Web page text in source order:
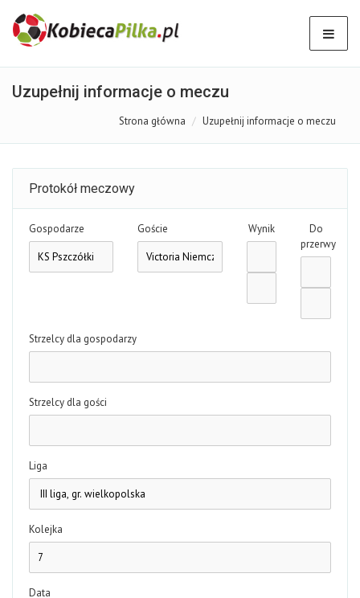
Uzupełnij informacje o meczu
Strona główna Uzupełnij informacje o meczu
Protokół meczowy
Gospodarze Goście Wynik
Do
przerwy
Strzelcy dla gospodarzy
Strzelcy dla gości
Liga
Kolejka
Data